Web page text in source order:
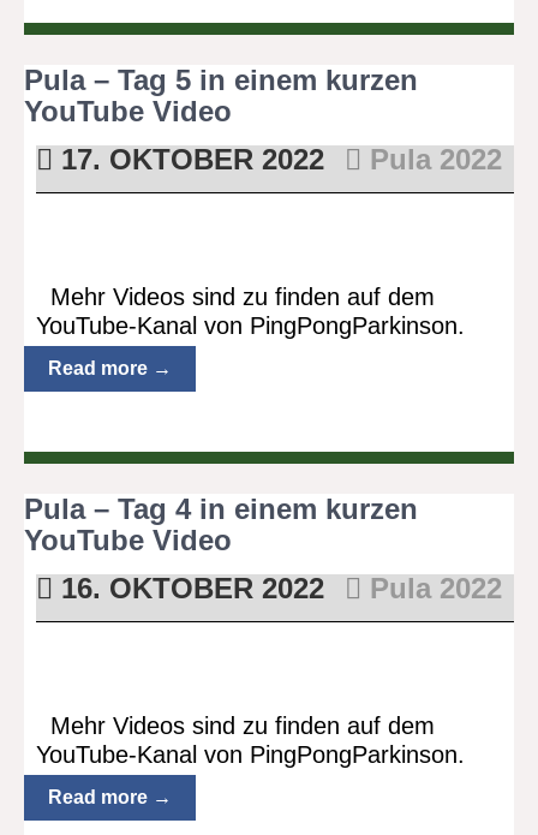
Pula – Tag 5 in einem kurzen
YouTube Video
17. OKTOBER 2022
Pula 2022
Mehr Videos sind zu finden auf dem
YouTube-Kanal von PingPongParkinson.
Read more →
Pula – Tag 4 in einem kurzen
YouTube Video
16. OKTOBER 2022
Pula 2022
Mehr Videos sind zu finden auf dem
YouTube-Kanal von PingPongParkinson.
Read more →